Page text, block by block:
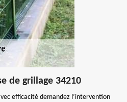
de grillage 34210
efficacité demandez l’intervention